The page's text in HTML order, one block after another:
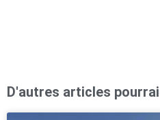
D'autres articles